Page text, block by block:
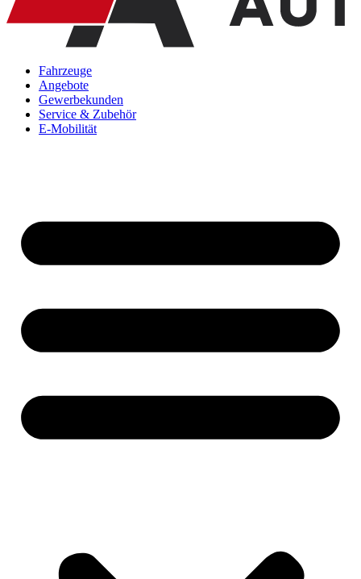
Fahrzeuge
Angebote
Gewerbekunden
Service & Zubehör
E-Mobilität